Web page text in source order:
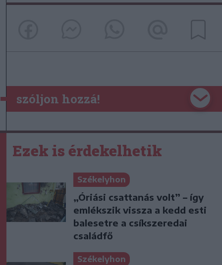
szóljon hozzá!
Ezek is érdekelhetik
Székelyhon
„Óriási csattanás volt” – így
emlékszik vissza a kedd esti
balesetre a csíkszeredai
családfő
Székelyhon